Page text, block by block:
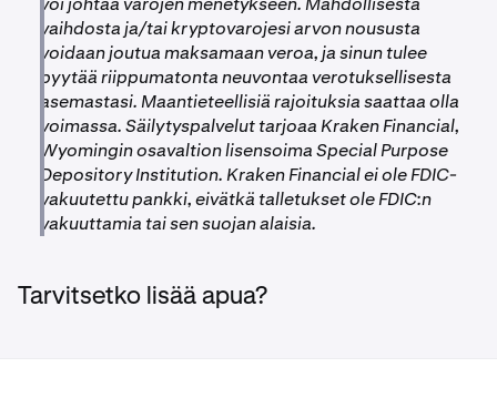
vaihdosta ja/tai kryptovarojesi arvon noususta
voidaan joutua maksamaan veroa, ja sinun tulee
pyytää riippumatonta neuvontaa verotuksellisesta
asemastasi. Maantieteellisiä rajoituksia saattaa olla
voimassa. Säilytyspalvelut tarjoaa Kraken Financial,
Wyomingin osavaltion lisensoima Special Purpose
Depository Institution. Kraken Financial ei ole FDIC-
vakuutettu pankki, eivätkä talletukset ole FDIC:n
vakuuttamia tai sen suojan alaisia.
Tarvitsetko lisää apua?